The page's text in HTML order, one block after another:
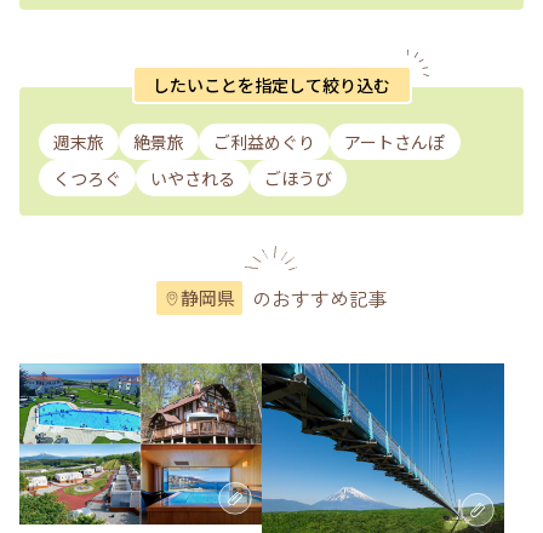
したいことを指定して絞り込む
週末旅 絶景旅 ご利益めぐり
アートさんぽ
くつろぐ
いやされる ごほうび
静岡県 のおすすめ記事